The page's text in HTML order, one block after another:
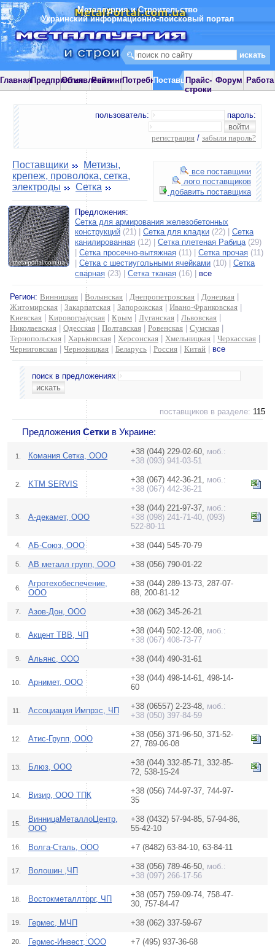
Металлургия и Строительство
Украинский информационно-поисковый портал
ГлавнаяПредприятияОбъявления
РейтингПотребностиПоставщики
Прайс-
строки
Форум Работа
пользователь: пароль:
регистрация / забыли пароль?
все поставщики
лого поставщиков
добавить поставщика
Поставщики
Метизы,
крепеж, проволока, сетка,
электроды
Сетка
Предложения:
Сетка для армирования железобетонных
конструкций (21) | Сетка для кладки (22) | Сетка
канилированная (12) | Сетка плетеная Рабица(29)
Сетка просечно-вытяжная (11) | Сетка прочая (11)
Сетка с шестиугольными ячейками (10) | Сетка
сварная (23) | Сетка тканая (16) | все
Регион: Винницкая Волынская Днепропетровская Донецкая
Житомирская
Закарпатская Запорожская Ивано-Франковская
Киевская
Кировоградская Крым Луганская Львовская
Николаевская
Одесская Полтавская Ровенская Сумская
Тернопольская
Харьковская Херсонская Хмельницкая Черкасская
Черниговская
Черновицкая Беларусь Россия Китай все
поиск в предложениях
поставщиков в разделе: 115
Предложения Сетки в Украине:
1. Комания Сетка, ООО +38 (044) 229-02-60, моб.:
+38 (093) 941-03-51
2. KTM SERVIS +38 (067) 442-36-21, моб.:
+38 (067) 442-36-21
3. А-декамет, ООО
+38 (044) 221-97-37, моб.:
+38 (098) 241-71-40, (093)
522-80-11
4. АБ-Союз, ООО +38 (044) 545-70-79
5. АВ металл групп, ООО +38 (056) 790-01-22
6.
Агротехобеспечение,
ООО
+38 (044) 289-13-73, 287-07-
88, 200-81-12
7. Азов-Дон, ООО +38 (062) 345-26-21
8. Акцент ТВВ, ЧП +38 (044) 502-12-08, моб.:
+38 (067) 408-73-77
9. Альянс, ООО +38 (044) 490-31-61
10. Арнимет, ООО
+38 (044) 498-14-61, 498-14-
60
11. Ассоциация Импрэс, ЧП +38 (06557) 2-23-48, моб.:
+38 (050) 397-84-59
12. Атис-Групп, ООО
+38 (056) 371-96-50, 371-52-
27, 789-06-08
13. Блюз, ООО
+38 (044) 332-85-71, 332-85-
72, 538-15-24
14. Визир, ООО ТПК
+38 (056) 744-97-37, 744-97-
35
15.
ВинницаМеталлоЦентр,
ООО
+38 (0432) 57-94-85, 57-94-86,
55-42-10
16. Волга-Сталь, ООО +7 (8482) 63-84-10, 63-84-11
17. Волошин ,ЧП +38 (056) 789-46-50, моб.:
+38 (097) 266-17-56
18. Востокметаллторг, ЧП
+38 (057) 759-09-74, 758-47-
30, 757-84-47
19. Гермес, МЧП +38 (062) 337-59-67
20. Гермес-Инвест, ООО +7 (495) 937-36-68